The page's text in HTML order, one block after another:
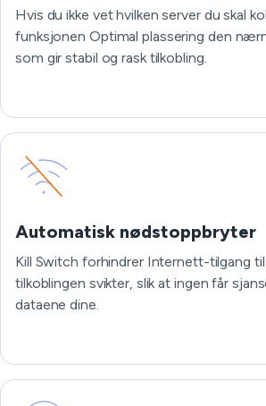
Hvis du ikke vet hvilken server du skal
funksjonen Optimal plassering den
som gir stabil og rask tilkobling.
Automatisk nødstoppbryter
Kill Switch forhindrer Internett-tilgang
tilkoblingen svikter, slik at ingen får
dataene dine.